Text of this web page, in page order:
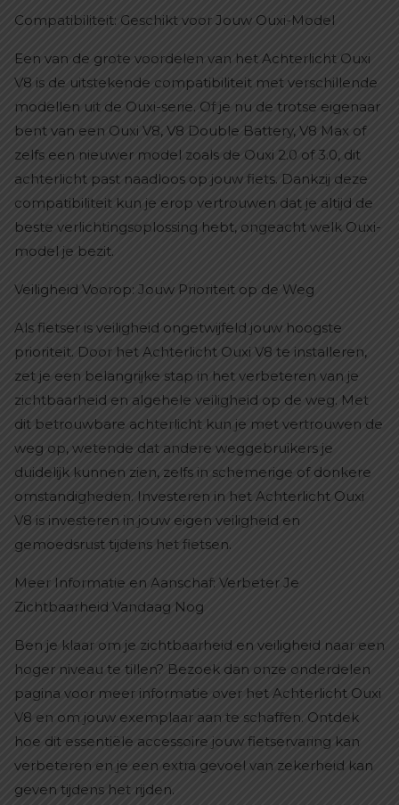
Compatibiliteit: Geschikt voor Jouw Ouxi-Model
Een van de grote voordelen van het Achterlicht Ouxi
V8 is de uitstekende compatibiliteit met verschillende
modellen uit de Ouxi-serie. Of je nu de trotse eigenaar
bent van een Ouxi V8, V8 Double Battery, V8 Max of
zelfs een nieuwer model zoals de Ouxi 2.0 of 3.0, dit
achterlicht past naadloos op jouw fiets. Dankzij deze
compatibiliteit kun je erop vertrouwen dat je altijd de
beste verlichtingsoplossing hebt, ongeacht welk Ouxi-
model je bezit.
Veiligheid Voorop: Jouw Prioriteit op de Weg
Als fietser is veiligheid ongetwijfeld jouw hoogste
prioriteit. Door het Achterlicht Ouxi V8 te installeren,
zet je een belangrijke stap in het verbeteren van je
zichtbaarheid en algehele veiligheid op de weg. Met
dit betrouwbare achterlicht kun je met vertrouwen de
weg op, wetende dat andere weggebruikers je
duidelijk kunnen zien, zelfs in schemerige of donkere
omstandigheden. Investeren in het Achterlicht Ouxi
V8 is investeren in jouw eigen veiligheid en
gemoedsrust tijdens het fietsen.
Meer Informatie en Aanschaf: Verbeter Je
Zichtbaarheid Vandaag Nog
Ben je klaar om je zichtbaarheid en veiligheid naar een
hoger niveau te tillen? Bezoek dan onze onderdelen
pagina voor meer informatie over het Achterlicht Ouxi
V8 en om jouw exemplaar aan te schaffen. Ontdek
hoe dit essentiële accessoire jouw fietservaring kan
verbeteren en je een extra gevoel van zekerheid kan
geven tijdens het rijden.